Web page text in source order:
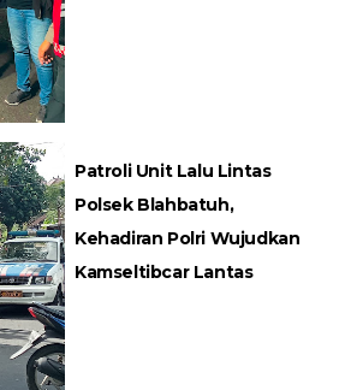
Patroli Unit Lalu Lintas
Polsek Blahbatuh,
Kehadiran Polri Wujudkan
Kamseltibcar Lantas